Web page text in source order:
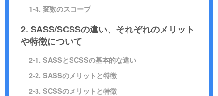
1-4. 変数のスコープ
2. SASS/SCSSの違い、それぞれのメリット
や特徴について
2-1. SASSとSCSSの基本的な違い
2-2. SASSのメリットと特徴
2-3. SCSSのメリットと特徴